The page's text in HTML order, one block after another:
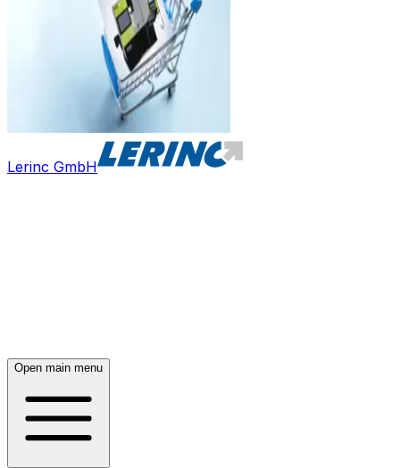
Lerinc GmbH
Open main menu